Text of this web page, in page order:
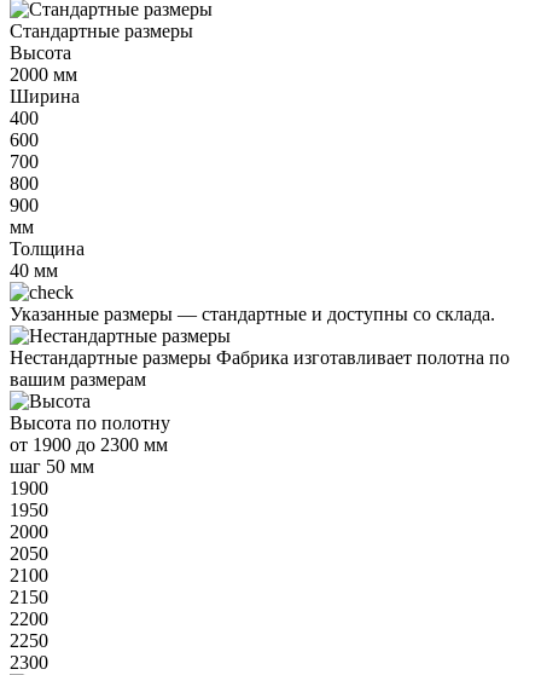
Стандартные размеры
Высота
2000 мм
Ширина
400
600
700
800
900
мм
Толщина
40 мм
Указанные размеры — стандартные и доступны со склада.
Нестандартные размеры Фабрика изготавливает полотна по
вашим размерам
Высота по полотну
от 1900 до 2300 мм
шаг 50 мм
1900
1950
2000
2050
2100
2150
2200
2250
2300